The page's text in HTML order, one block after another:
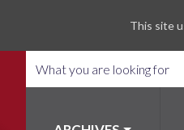
This site